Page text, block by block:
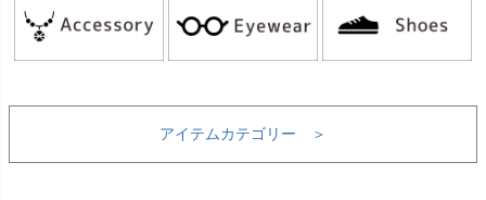
アイテムカテゴリー ＞